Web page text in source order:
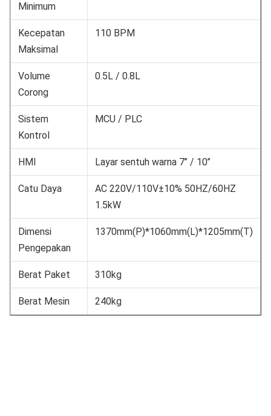
Minimum
Kecepatan
Maksimal
110 BPM
Volume
Corong
0.5L / 0.8L
Sistem
Kontrol
MCU / PLC
HMI Layar sentuh warna 7’’ / 10’’
Catu Daya
AC 220V/110V±10% 50HZ/60HZ
1.5kW
Dimensi
Pengepakan
1370mm(P)*1060mm(L)*1205mm(T)
Berat Paket 310kg
Berat Mesin 240kg